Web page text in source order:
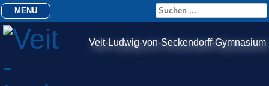
Veit-Ludwig-von-Seckendorff-Gymnasium
MENU